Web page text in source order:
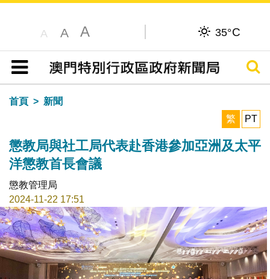
A A A 35°C
目錄
搜尋
首頁
新聞
繁
PT
懲教局與社工局代表赴香港參加亞洲及太平
洋懲教首長會議
懲教管理局
2024-11-22 17:51